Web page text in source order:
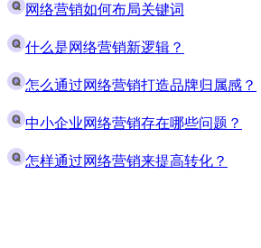
网络营销如何布局关键词
什么是网络营销新逻辑？
怎么通过网络营销打造品牌归属感？
中小企业网络营销存在哪些问题？
怎样通过网络营销来提高转化？